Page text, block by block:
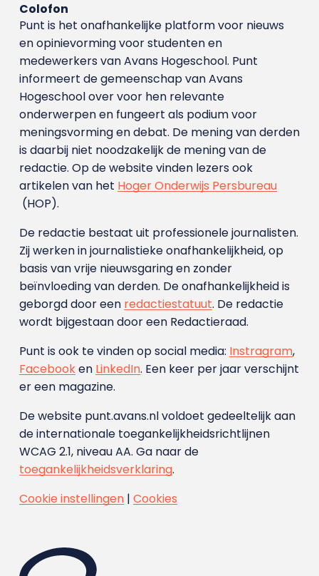
Colofon
Punt is het onafhankelijke platform voor nieuws
en opinievorming voor studenten en
medewerkers van Avans Hoge­school. Punt
informeert de gemeenschap van Avans
Hogeschool over voor hen relevante
onderwerpen en fungeert als podium voor
meningsvorming en debat. De mening van derden
is daarbij niet noodzakelijk de mening van de
redactie. Op de website vinden lezers ook
artikelen van het Hoger Onderwijs Persbureau
(HOP).
De redactie bestaat uit professionele journalisten.
Zij werken in journalistieke onafhankelijkheid, op
basis van vrije nieuwsgaring en zonder
beïnvloeding van derden. De onafhankelijkheid is
geborgd door een redactiestatuut. De redactie
wordt bijgestaan door een Redactieraad.
Punt is ook te vinden op social media: Instragram,
Facebooken LinkedIn. Een keer per jaar verschijnt
er een magazine.
De website punt.avans.nl voldoet gedeeltelijk aan
de internationale toegankelijkheidsrichtlijnen
WCAG 2.1, niveau AA. Ga naar de
toegankelijkheidsverklaring.
Cookie instellingen| Cookies